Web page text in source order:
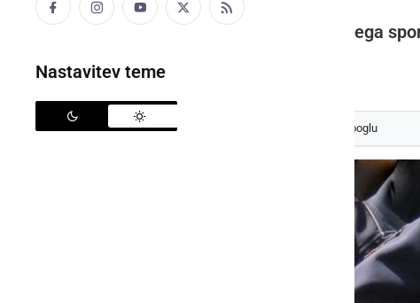
Nastavitev teme
V nedeljo pa je prišlo do verbalnega
IzberitePrlekijo kot svoj prednostni vir na Googlu